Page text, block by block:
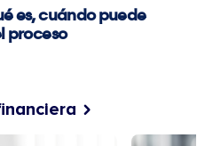
es, cuándo puede
proceso